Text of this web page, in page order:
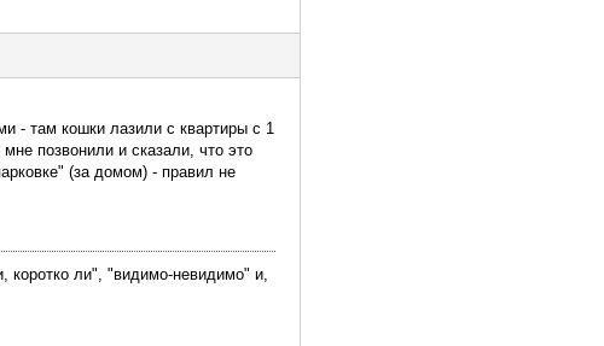
- там кошки лазили с квартиры с 1
позвонили и сказали, что это
(за домом) - правил не
коротко ли", "видимо-невидимо" и,